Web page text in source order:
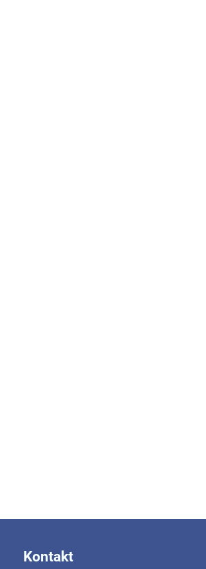
Kontakt